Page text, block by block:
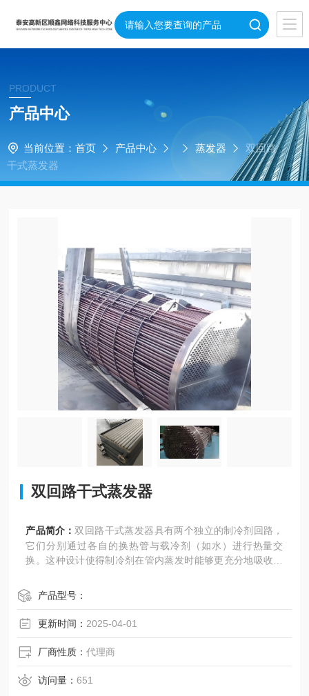
PRODUCT
产品中心
当前位置： 首页 产品中心 蒸发器
双回路
干式蒸发器
双回路干式蒸发器
产品简介： 双回路干式蒸发器具有两个独立的制冷剂回路，
它们分别通过各自的换热管与载冷剂（如水）进行热量交
换。这种设计使得制冷剂在管内蒸发时能够更充分地吸收载
加了系统的可靠性和灵活性。
产品型号：
更新时间： 2025-04-01
厂商性质：代理商
访问量：651